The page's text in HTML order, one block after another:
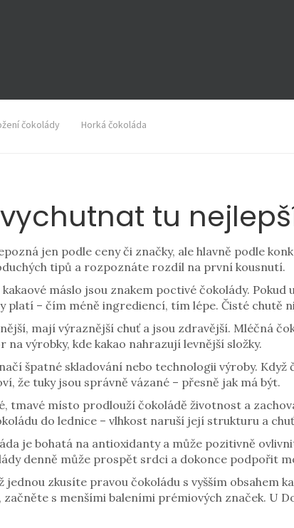
čokolády Horká čokoláda
tu
jen podle ceny či značky, ale hlavně podle
tipů a rozpoznáte rozdíl na první kousnutí.
máslo jsou znakem poctivé čokolády. Pokud
– čím méně ingrediencí, tím lépe. Čisté chutě
mají výraznější chuť a jsou zdravější. Mléčná
výrobky, kde kakao nahrazují levnější složky.
špatné skladování nebo technologii výroby. Když
že tuky jsou správně vázané – přesně jak má být.
tmavé místo prodlouží čokoládě životnost a
do lednice – vlhkost naruší její strukturu a
je bohatá na antioxidanty a může pozitivně
denně může prospět srdci a dokonce podpořit
zkusíte pravou čokoládu s vyšším obsahem
s menšími baleními prémiových značek. U